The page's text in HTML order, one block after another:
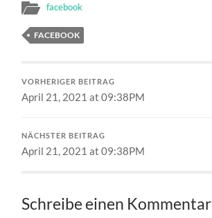
facebook
FACEBOOK
VORHERIGER BEITRAG
April 21, 2021 at 09:38PM
NÄCHSTER BEITRAG
April 21, 2021 at 09:38PM
Schreibe einen Kommentar